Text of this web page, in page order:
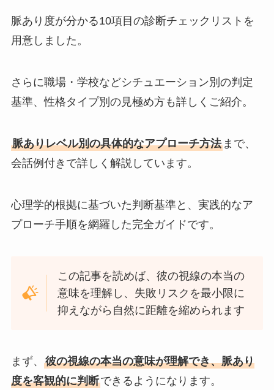
脈あり度が分かる10項目の診断チェックリストを
用意しました。
さらに職場・学校などシチュエーション別の判定
基準、性格タイプ別の見極め方も詳しくご紹介。
脈ありレベル別の具体的なアプローチ方法まで、
会話例付きで詳しく解説しています。
心理学的根拠に基づいた判断基準と、実践的なア
プローチ手順を網羅した完全ガイドです。
この記事を読めば、彼の視線の本当の
意味を理解し、失敗リスクを最小限に
抑えながら自然に距離を縮められます
まず、 彼の視線の本当の意味が理解でき、脈あり
度を客観的に判断できるようになります。